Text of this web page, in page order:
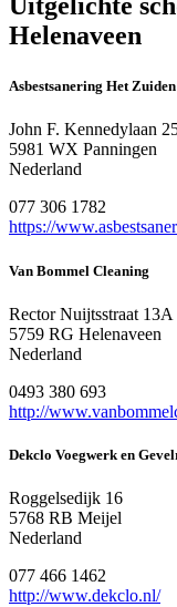
Helenaveen
Asbestsanering Het Zuiden
John F. Kennedylaan
5981 WX Panningen
Nederland
077 306 1782
https://
Van Bommel Cleaning
Rector Nuijtsstraat 13A
5759 RG Helenaveen
Nederland
0493 380 693
http://
Dekclo Voegwerk en
Roggelsedijk 16
5768 RB Meijel
Nederland
077 466 1462
http://www.dekclo.nl/